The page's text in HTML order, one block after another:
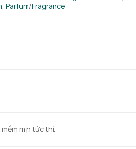
, Parfum/Fragrance
mịn tức thì.